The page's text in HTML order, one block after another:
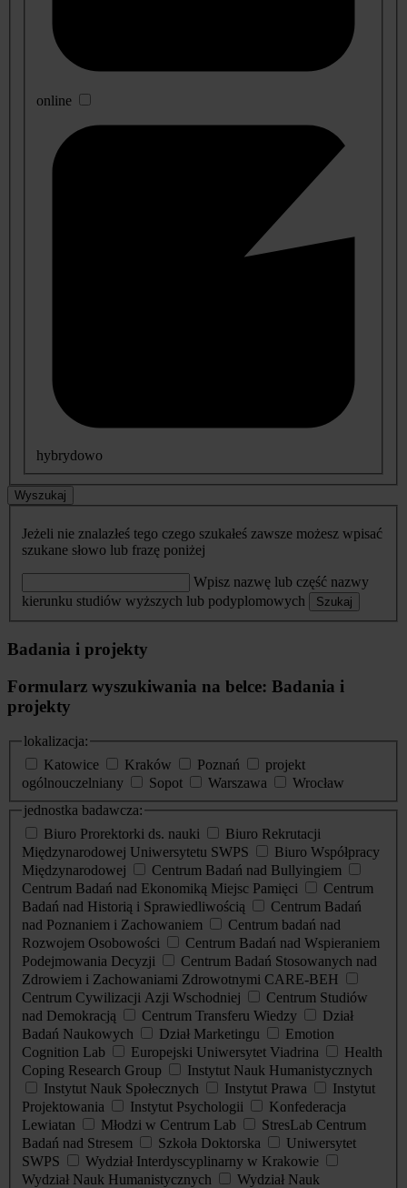
online
hybrydowo
Wyszukaj
Jeżeli nie znalazłeś tego czego szukałeś zawsze możesz wpisać
szukane słowo lub frazę poniżej
Wpisz nazwę lub część nazwy
kierunku studiów wyższych lub podyplomowych
Szukaj
Badania i projekty
Formularz wyszukiwania na belce: Badania i
projekty
lokalizacja:
Katowice
Kraków Poznań
projekt
ogólnouczelniany
Sopot Warszawa
Wrocław
jednostka badawcza:
Biuro Prorektorki ds. nauki
Biuro Rekrutacji
Międzynarodowej Uniwersytetu SWPS
Biuro Współpracy
Międzynarodowej
Centrum Badań nad Bullyingiem
Centrum Badań nad Ekonomiką Miejsc Pamięci
Centrum
Badań nad Historią i Sprawiedliwością
Centrum Badań
nad Poznaniem i Zachowaniem
Centrum badań nad
Rozwojem Osobowości
Centrum Badań nad Wspieraniem
Podejmowania Decyzji
Centrum Badań Stosowanych nad
Zdrowiem i Zachowaniami Zdrowotnymi CARE-BEH
Centrum Cywilizacji Azji Wschodniej
Centrum Studiów
nad Demokracją
Centrum Transferu Wiedzy
Dział
Badań Naukowych
Dział Marketingu
Emotion
Cognition Lab
Europejski Uniwersytet Viadrina
Health
Coping Research Group
Instytut Nauk Humanistycznych
Instytut Nauk Społecznych
Instytut Prawa
Instytut
Projektowania
Instytut Psychologii
Konfederacja
Lewiatan
Młodzi w Centrum Lab
StresLab Centrum
Badań nad Stresem
Szkoła Doktorska
Uniwersytet
SWPS
Wydział Interdyscyplinarny w Krakowie
Wydział Nauk Humanistycznych
Wydział Nauk